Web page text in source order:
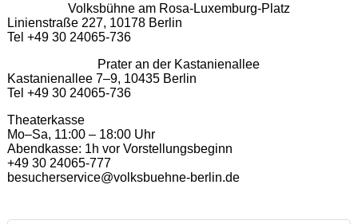
Volksbühne am Rosa-Luxemburg-Platz
Linienstraße 227, 10178 Berlin
Tel +49 30 24065-736
Prater an der Kastanienallee
Kastanienallee 7–9, 10435 Berlin
Tel +49 30 24065-736
Theaterkasse
Mo–Sa, 11:00 – 18:00 Uhr
Abendkasse: 1h vor Vorstellungsbeginn
+49 30 24065-777
besucherservice@volksbuehne-berlin.de